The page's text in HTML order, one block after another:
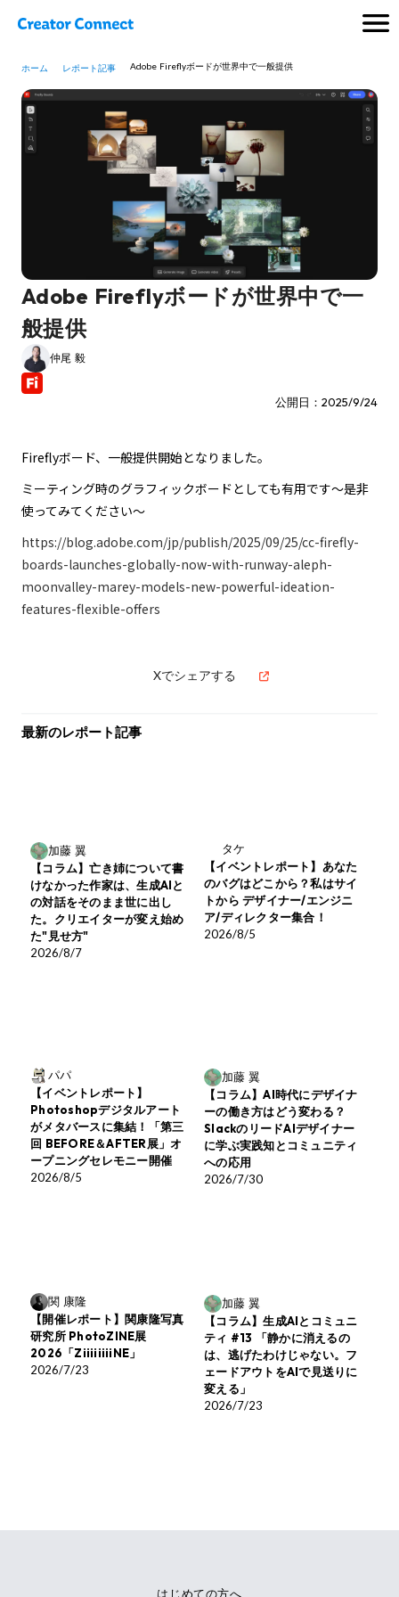
ホーム レポート記事 Adobe Fireflyボードが世界中で一般提供
Adobe Fireflyボードが世界中で一
般提供
仲尾 毅
公開日：2025/9/24
Fireflyボード、一般提供開始となりました。
ミーティング時のグラフィックボードとしても有用です〜是非
使ってみてください〜
https://blog.adobe.com/jp/publish/2025/09/25/cc-firefly-
boards-launches-globally-now-with-runway-aleph-
moonvalley-marey-models-new-powerful-ideation-
features-flexible-offers
Xでシェアする
最新のレポート記事
加藤 翼
【コラム】亡き姉について書
けなかった作家は、生成AIと
の対話をそのまま世に出し
た。クリエイターが変え始め
た"見せ方"
2026/8/7
タケ
【イベントレポート】あなた
のバグはどこから？私はサイ
トから デザイナー/エンジニ
ア/ディレクター集合！
2026/8/5
パパ
【イベントレポート】
Photoshopデジタルアート
がメタバースに集結！「第三
回 BEFORE＆AFTER展」オ
ープニングセレモニー開催
2026/8/5
加藤 翼
【コラム】AI時代にデザイナ
ーの働き方はどう変わる？
SlackのリードAIデザイナー
に学ぶ実践知とコミュニティ
への応用
2026/7/30
関 康隆
【開催レポート】関康隆写真
研究所 PhotoZINE展
2026「ZiiiiiiiiNE」
2026/7/23
加藤 翼
【コラム】生成AIとコミュニ
ティ #13 「静かに消えるの
は、逃げたわけじゃない。フ
ェードアウトをAIで見送りに
変える」
2026/7/23
はじめての方へ